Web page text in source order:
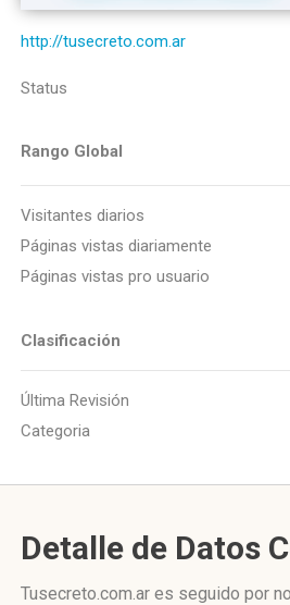
http://tusecreto.com.ar
Status
Rango Global
Visitantes diarios
Páginas vistas diariamente
Páginas vistas pro usuario
Clasificación
Última Revisión
Categoria
Detalle de Datos
Tusecreto.com.ar es seguido por